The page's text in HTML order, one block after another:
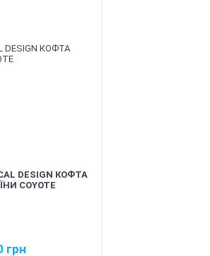
DESIGN КОФТА
COYOTE
грн